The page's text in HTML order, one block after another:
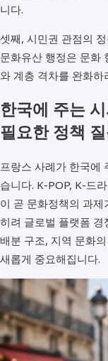
니다.
셋째, 시민권 관점의
문화유산 행정은 문화
와 계층 격차를 완화
한국에 주는
필요한 정책
프랑스 사례가 한국에
습니다. K-POP, K-드
이 곧 문화정책의 과
히려 글로벌 플랫폼 경
배분 구조, 지역 문화
새롭게 중요해집니다.